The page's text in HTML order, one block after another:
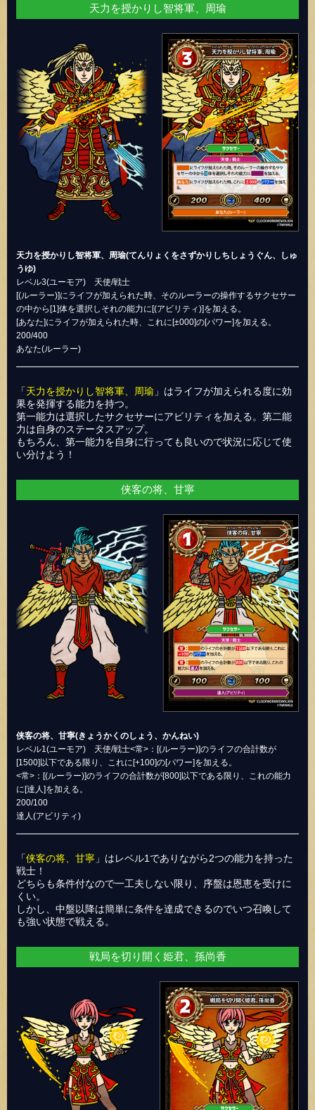
天力を授かりし智将軍、周瑜
天力を授かりし智将軍、周瑜(てんりょくをさずかりしちしょうぐん、しゅ
うゆ)
レベル3(ユーモア) 天使/戦士
[(ルーラー)]にライフが加えられた時、そのルーラーの操作するサクセサー
の中から[1]体を選択しそれの能力に[(アビリティ)]を加える。
[あなた]にライフが加えられた時、これに[±000]の[パワー]を加える。
200/400
あなた(ルーラー)
「天力を授かりし智将軍、周瑜 」はライフが加えられる度に効
果を発揮する能力を持つ。
第一能力は選択したサクセサーにアビリティを加える。第二能
力は自身のステータスアップ。
もちろん、第一能力を自身に行っても良いので状況に応じて使
い分けよう！
侠客の将、甘寧
侠客の将、甘寧(きょうかくのしょう、かんねい)
レベル1(ユーモア) 天使/戦士<常>：[(ルーラー)]のライフの合計数が
[1500]以下である限り、これに[+100]の[パワー]を加える。
<常>：[(ルーラー)]のライフの合計数が[800]以下である限り、これの能力
に[達人]を加える。
200/100
達人(アビリティ)
「侠客の将、甘寧 」はレベル1でありながら2つの能力を持った
戦士！
どちらも条件付なので一工夫しない限り、序盤は恩恵を受けに
くい。
しかし、中盤以降は簡単に条件を達成できるのでいつ召喚して
も強い状態で戦える。
戦局を切り開く姫君、孫尚香